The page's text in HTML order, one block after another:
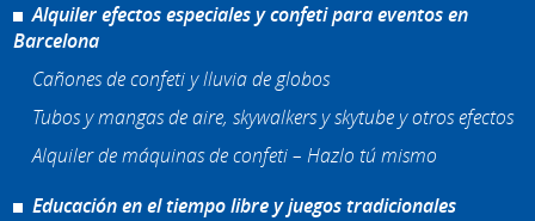
Alquiler efectos especiales y confeti para eventos en
Barcelona
Cañones de confeti y lluvia de globos
Tubos y mangas de aire, skywalkers y skytube y otros efectos
Alquiler de máquinas de confeti – Hazlo tú mismo
Educación en el tiempo libre y juegos tradicionales